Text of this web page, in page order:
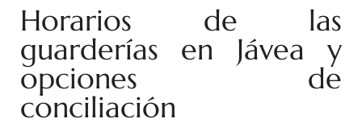
Horarios de las
guarderías en Jávea y
opciones de
conciliación